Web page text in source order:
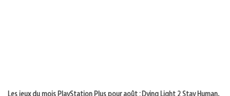
Les jeux du mois PlayStation Plus pour août : Dying Light 2 Stay Human,